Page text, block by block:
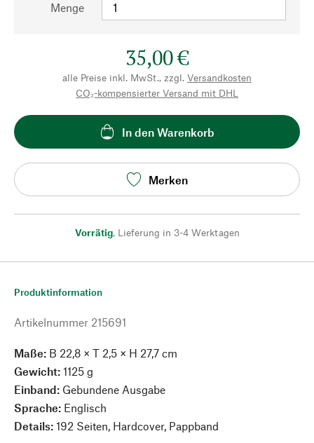
Menge
35,00 €
alle Preise inkl. MwSt., zzgl. Versandkosten
CO₂-kompensierter Versand mit DHL
In den Warenkorb
Merken
Vorrätig, Lieferung in 3-4 Werktagen
Produktinformation
Artikelnummer 215691
Maße: B 22,8 × T 2,5 × H 27,7 cm
Gewicht: 1125 g
Einband: Gebundene Ausgabe
Sprache: Englisch
Details: 192 Seiten, Hardcover, Pappband